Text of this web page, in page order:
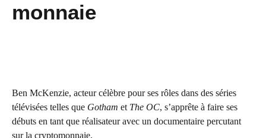
monnaie
Ben McKenzie, acteur célèbre pour ses rôles dans des séries
télévisées telles que Gotham et The OC, s’apprête à faire ses
débuts en tant que réalisateur avec un documentaire percutant
sur la cryptomonnaie.